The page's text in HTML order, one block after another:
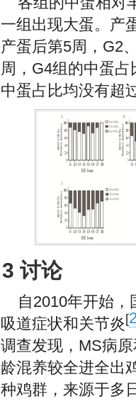
一组出现大蛋。产
产蛋后第5周，G2
周，G4组的中蛋
中蛋占比均没有超
3 讨论
自2010年开始
吸道症状和关节炎[
调查发现，MS病
龄混养较全进全出
种鸡群，来源于多